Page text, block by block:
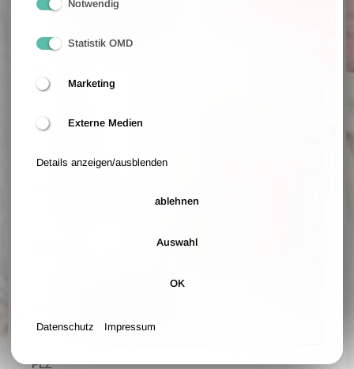
Firmenname (optional)
Vorname
PLZ
Notwendig
Statistik OMD
Marketing
Externe Medien
Details anzeigen/ausblenden
ablehnen
Auswahl
OK
Datenschutz Impressum